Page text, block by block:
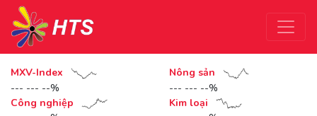
MXV-Index
--- --- --%
Nông sản
--- --- --%
Công nghiệp
Kim loại